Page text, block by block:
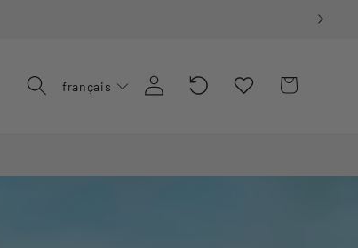
français Connexion
Recently
Viewed
Panier